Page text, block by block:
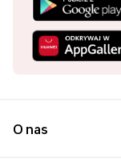
O nas